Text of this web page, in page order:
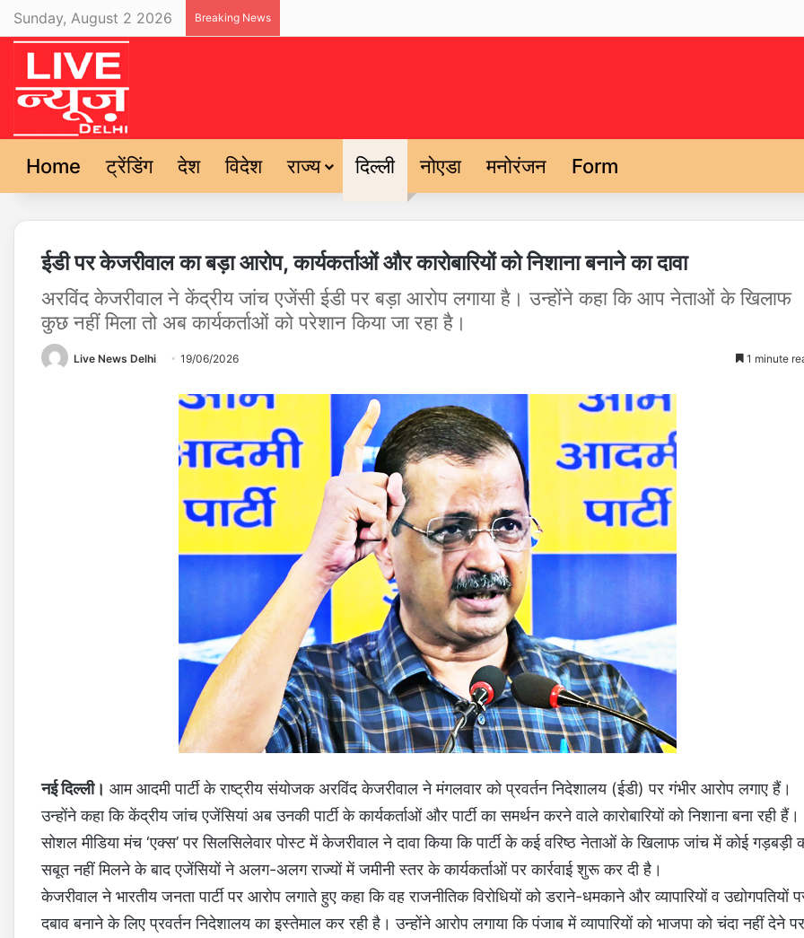
Sunday, August 2 2026 Breaking News
Home ट्रेंडिंग देश विदेश राज्य दिल्ली नोएडा मनोरंजन Form
ईडी पर केजरीवाल का बड़ा आरोप, कार्यकर्ताओं और कारोबारियों को निशाना बनाने का दावा
अरविंद केजरीवाल ने केंद्रीय जांच एजेंसी ईडी पर बड़ा आरोप लगाया है। उन्होंने कहा कि आप नेताओं के खिलाफ
कुछ नहीं मिला तो अब कार्यकर्ताओं को परेशान किया जा रहा है।
Live News Delhi 19/06/2026 1 minute
नई दिल्ली। आम आदमी पार्टी के राष्ट्रीय संयोजक अरविंद केजरीवाल ने मंगलवार को प्रवर्तन निदेशालय (ईडी) पर गंभीर आरोप लगाए हैं।
उन्होंने कहा कि केंद्रीय जांच एजेंसियां अब उनकी पार्टी के कार्यकर्ताओं और पार्टी का समर्थन करने वाले कारोबारियों को निशाना बना रही हैं।
सोशल मीडिया मंच ‘एक्स’ पर सिलसिलेवार पोस्ट में केजरीवाल ने दावा किया कि पार्टी के कई वरिष्ठ नेताओं के खिलाफ जांच में कोई गड़बड़ी
सबूत नहीं मिलने के बाद एजेंसियों ने अलग-अलग राज्यों में जमीनी स्तर के कार्यकर्ताओं पर कार्रवाई शुरू कर दी है।
केजरीवाल ने भारतीय जनता पार्टी पर आरोप लगाते हुए कहा कि वह राजनीतिक विरोधियों को डराने-धमकाने और व्यापारियों व उद्योगपतियों
दबाव बनाने के लिए प्रवर्तन निदेशालय का इस्तेमाल कर रही है। उन्होंने आरोप लगाया कि पंजाब में व्यापारियों को भाजपा को चंदा नहीं देने पर